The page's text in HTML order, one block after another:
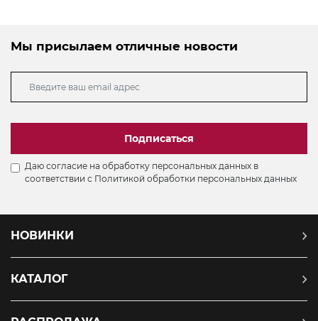
Мы присылаем отличные новости
Подписаться
Даю согласие на обработку персональных данных в
соответствии с Политикой обработки персональных данных
НОВИНКИ
КАТАЛОГ